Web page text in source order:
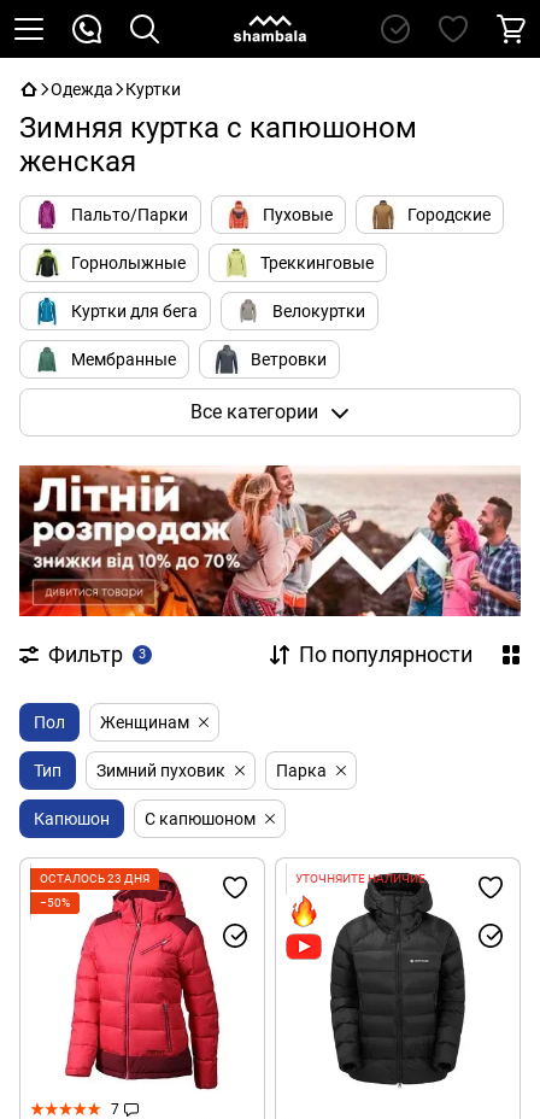
Одежда Куртки
Зимняя куртка с капюшоном
женская
Пальто/Парки Пуховые Городские
Горнолыжные Треккинговые
Куртки для бега Велокуртки
Мембранные Ветровки
Для альпинизма Soft Shell
Все категории
Фильтр 3 По популярности
Пол Женщинам
Тип Зимний пуховик Парка
Капюшон С капюшоном
ОСТАЛОСЬ 23 ДНЯ
−50%
7
УТОЧНЯЙТЕ НАЛИЧИЕ